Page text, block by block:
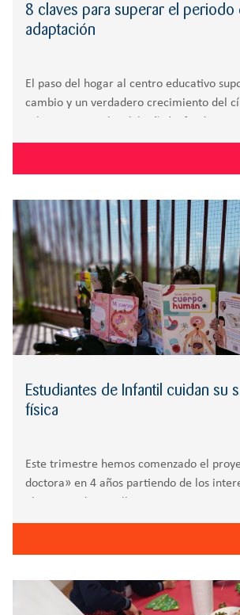
8 claves para superar el periodo
adaptación
El paso del hogar al centro educativo
cambio y un verdadero crecimiento del
otros niños de la misma edad. La
para 1 y 2 años, es la primera etapa de
primeros días de clase se producen
los niños/as. Nuevos espacios, rutinas,
profesoras etc. Comienza el periodo de
Estudiantes de Infantil cuidan su
física
Este trimestre hemos comenzado el
doctora» en 4 años partiendo de los
cuidados de la salud física y la salud